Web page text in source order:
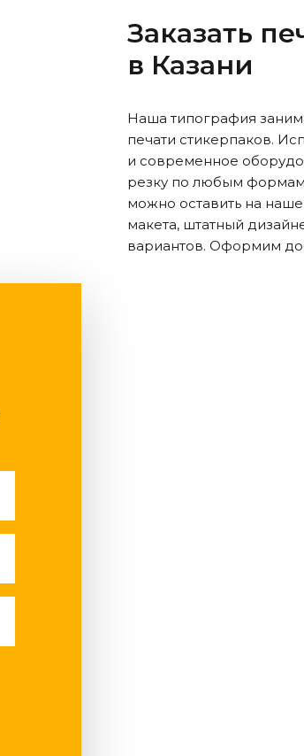
Заказать
в Казани
Наша типография
печати стикерпаков.
и современное
резку по любым
можно оставить на
макета, штатный
вариантов. Оформим